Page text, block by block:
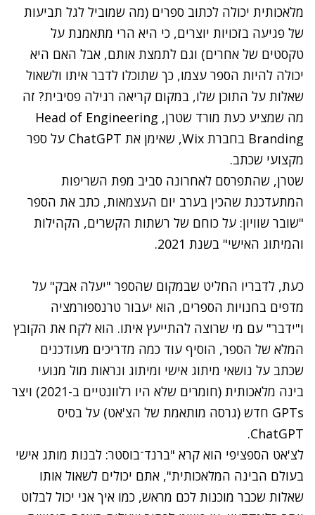
מלאכותית יכולה לכתוב ספרים (מה שמוביל לגל תביעות
של פגיעה בזכויות יוצרים, כי היא הרי מתאמנת על
טקסטים של אחרים) וגם לתמצת אותם, אבל האם היא
יכולה להיות הספר עצמו, כך שתוכלו לדבר איתו ולשאול
שאלות על התוכן שלו, במקום קריאה רגילה פסיבית? זה
מה שמציע כעת מורד שטרן, Head of Engineering
Branding בחברת Wix, שאימן את ChatGPT על ספר
מקצועי שכתב.
שטרן, שהתפרסם לאחרונה סביב מפת השריפות
המתעדכנת שהכין בערב יום העצמאות, כתב את הספר
"שובר שוויון: על כוחם של רשתות הקשרים, הקהילות
והמיתוג האישי" בשנת 2021.
כעת, לדבריו החליט שבמקום שהספר "יעלה אבק" על
מדפים בחנויות הספרים, הוא יעבור טרנספורמציה
ו"ידבר" עם מי שרוצה להתייעץ איתו. הוא לקח את הקובץ
המלא של הספר, הוסיף עוד כמה מדריכים מעודכנים
שכתב על נושאי מיתוג אישי ומיתוג ונראות מול מנועי
בינה מלאכותית (חומרים שלא היו רלוונטיים ב-2021) ויצר
GPTs חדש (גרסה מותאמת של הצ'אט) על בסיס
ChatGPT
.
לצ'אט הספציפי הוא קרא "ברנד־בוסטר: לבנות מותג אישי
בעולם הבינה המלאכותית", אתם יכולים לשאול אותו
שאלות שכבר מוכנות לכם מראש, כמו איך אני יכול לבלוט